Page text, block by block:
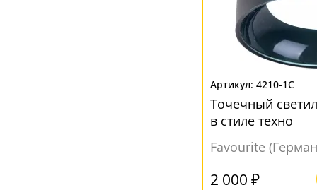
4210-1C
Точечный
в стиле техно
Favourite
2 000 ₽